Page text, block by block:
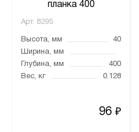
планка 400
Арт. 8295
Высота, мм
40
Ширина, мм
Глубина, мм
400
Вес, кг
0.128
96 ₽